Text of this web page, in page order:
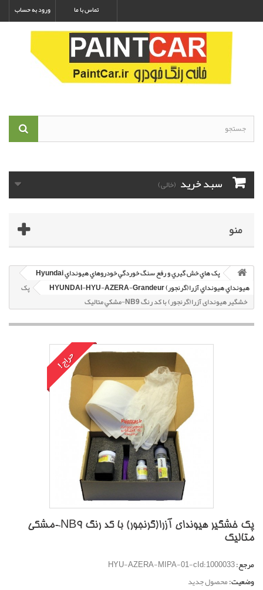
ورود به حساب تماس با ما
سبد خرید (خالی)
منو
پک هاي خش گيري و رفع سنگ خوردگي خودروهاي هيونداي Hyundai
هيونداي هيونداي آزرا(گرنجور) HYUNDAI-HYU-AZERA-Grandeur
پک
خشگير هیوندای آزرا(گرنجور) با کد رنگ NB9-مشکي متاليک
حراج!
پک خشگير هیوندای آزرا(گرنجور) با کد رنگ NB9-مشکي
متاليک
مرجع:HYU-AZERA-MIPA-01-cId:1000033
وضعیت:محصول جدید